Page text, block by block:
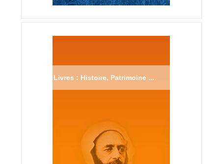
Livres : Histoire, Patrimoine ...